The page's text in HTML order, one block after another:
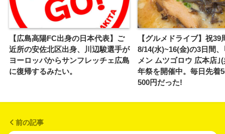
【広島高陽FC出身の日本代表】ご
近所の安佐北区出身、川辺駿選手が
ヨーロッパからサンフレッチェ広島
に復帰するみたい。
【グルメドライブ】祝39
8/14(水)~16(金)の3日間
メン ムツゴロウ 広本店｣
年祭を開催中。毎日先着
500円だった!
前の記事